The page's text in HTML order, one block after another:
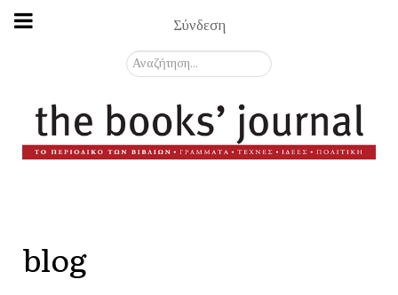
Σύνδεση
Αναζήτηση...
blog